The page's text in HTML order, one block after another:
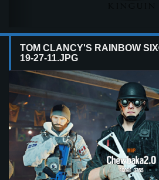
TOM CLANCY'S RAINBOW
19-27-11.JPG